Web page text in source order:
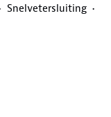
Snelvetersluiting